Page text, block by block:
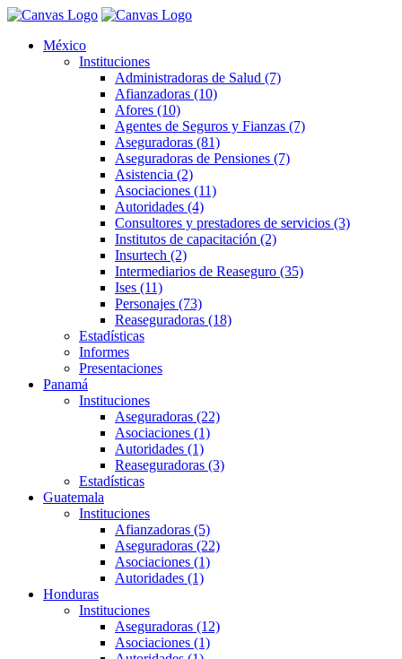
México
Instituciones
Administradoras de Salud (7)
Afianzadoras (10)
Afores (10)
Agentes de Seguros y Fianzas (7)
Aseguradoras (81)
Aseguradoras de Pensiones (7)
Asistencia (2)
Asociaciones (11)
Autoridades (4)
Consultores y prestadores de servicios (3)
Institutos de capacitación (2)
Insurtech (2)
Intermediarios de Reaseguro (35)
Ises (11)
Personajes (73)
Reaseguradoras (18)
Estadísticas
Informes
Presentaciones
Panamá
Instituciones
Aseguradoras (22)
Asociaciones (1)
Autoridades (1)
Reaseguradoras (3)
Estadísticas
Guatemala
Instituciones
Afianzadoras (5)
Aseguradoras (22)
Asociaciones (1)
Autoridades (1)
Honduras
Instituciones
Aseguradoras (12)
Asociaciones (1)